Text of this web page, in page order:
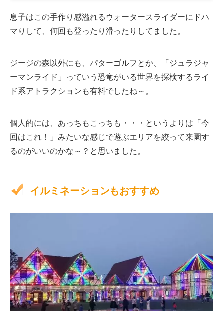
息子はこの手作り感溢れるウォータースライダーにドハ
マりして、何回も登ったり滑ったりしてました。
ジージの森以外にも、パターゴルフとか、「ジュラジャ
ーマンライド」っていう恐竜がいる世界を探検するライ
ド系アトラクションも有料でしたね～。
個人的には、あっちもこっちも・・・というよりは「今
回はこれ！」みたいな感じで遊ぶエリアを絞って来園す
るのがいいのかな～？と思いました。
イルミネーションもおすすめ